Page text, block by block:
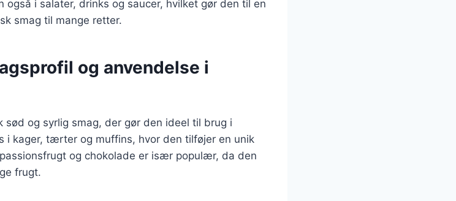
også i salater, drinks og saucer, hvilket gør den til en
smag til mange retter.
og anvendelse i
sød og syrlig smag, der gør den ideel til brug i
i kager, tærter og muffins, hvor den tilføjer en unik
og chokolade er især populær, da den
frugt.